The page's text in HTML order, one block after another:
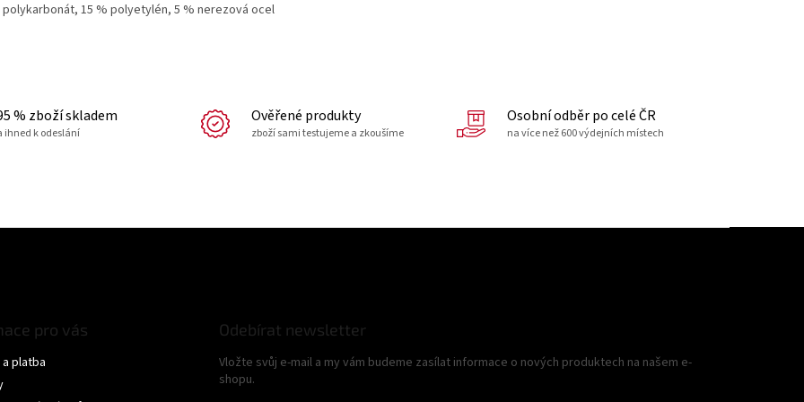
polykarbonát, 15 % polyetylén, 5 % nerezová ocel
% zboží skladem
ihned k odeslání
Ověřené produkty
zboží sami testujeme a zkoušíme
Osobní odběr po celé ČR
na více než 600 výdejních místech
pro vás
platba
Odebírat newsletter
Vložte svůj e-mail a my vám budeme zasílat informace o nových produktech na našem e-
shopu.